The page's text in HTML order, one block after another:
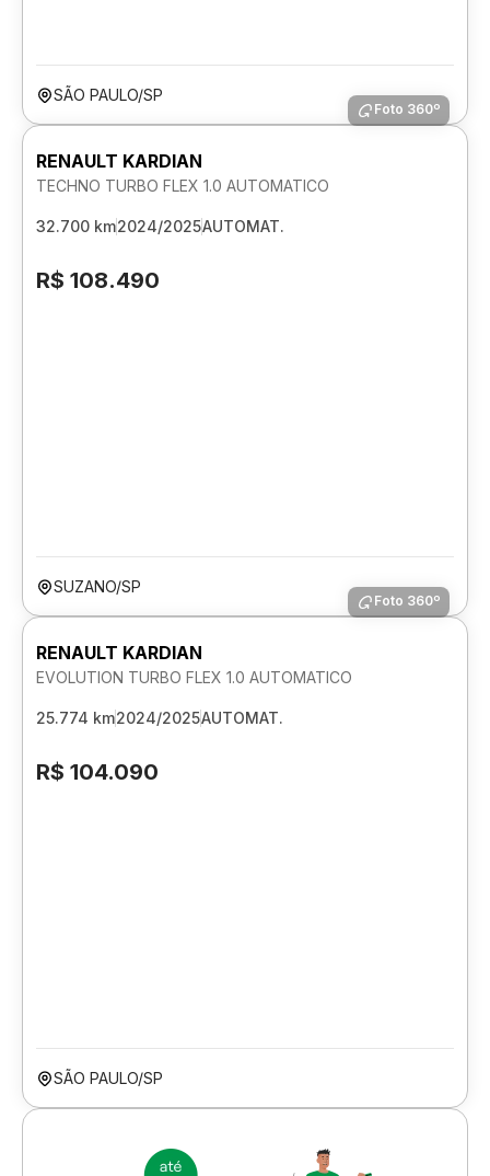
SÃO PAULO/SP
Foto 360º
RENAULT KARDIAN
TECHNO TURBO FLEX 1.0 AUTOMATICO
32.700 km2024/2025AUTOMAT.
R$ 108.490
SUZANO/SP
Foto 360º
RENAULT KARDIAN
EVOLUTION TURBO FLEX 1.0 AUTOMATICO
25.774 km2024/2025AUTOMAT.
R$ 104.090
SÃO PAULO/SP